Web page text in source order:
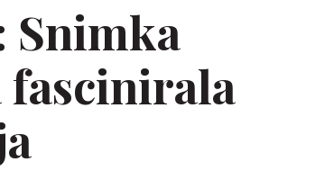
Snimka